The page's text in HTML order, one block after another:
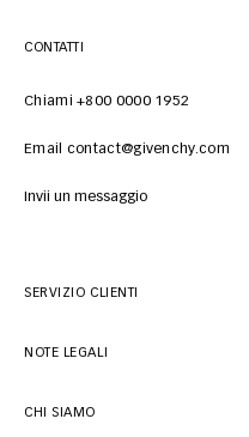
CONTATTI
Chiami +800 0000 1952
Email contact@givenchy.com
Invii un messaggio
SERVIZIO CLIENTI
NOTE LEGALI
CHI SIAMO